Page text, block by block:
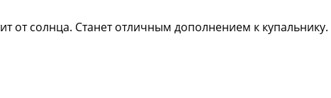
от солнца. Станет отличным дополнением к